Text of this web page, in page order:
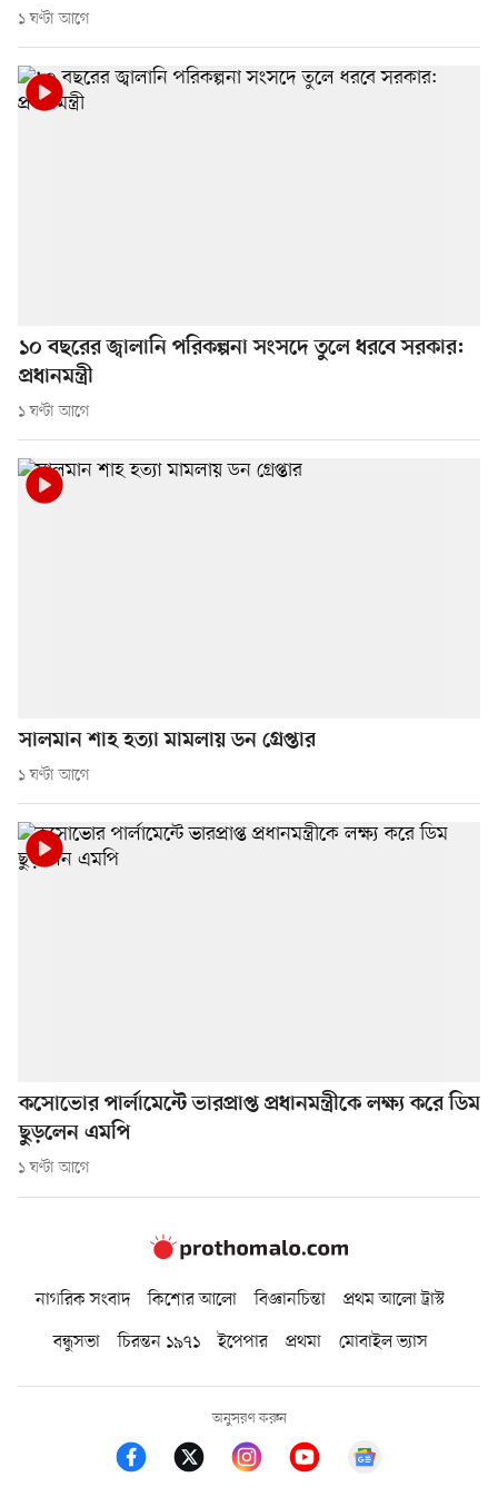
১ ঘণ্টা আগে
১০ বছরের জ্বালানি পরিকল্পনা সংসদে তুলে ধরবে সরকার:
প্রধানমন্ত্রী
১ ঘণ্টা আগে
সালমান শাহ হত্যা মামলায় ডন গ্রেপ্তার
১ ঘণ্টা আগে
কসোভোর পার্লামেন্টে ভারপ্রাপ্ত প্রধানমন্ত্রীকে লক্ষ্য করে ডিম
ছুড়লেন এমপি
১ ঘণ্টা আগে
নাগরিক সংবাদ কিশোর আলো বিজ্ঞানচিন্তা
প্রথম আলো ট্রাস্ট
বন্ধুসভা
চিরন্তন ১৯৭১ ইপেপার প্রথমা মোবাইল ভ্যাস
অনুসরণ করুন